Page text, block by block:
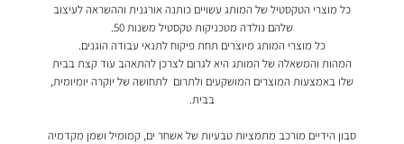
כל מוצרי הטקסטיל של המותג עשויים כותנה אורגנית וההשראה לעיצוב
שלהם נולדה מטכניקות טקסטיל משנות 50.
כל מוצרי המותג מיוצרים תחת פיקוח לתנאי עבודה הוגנים.
המהות והמשאלה של המותג היא לגרום לצרכן להתאהב עוד קצת בבית
שלו באמצעות המוצרים המושקעים ולתרום לתחושה של יוקרה יומיומית,
בבית.
סבון הידיים מורכב מתמציות טבעיות של אשחר ים, קמומיל ושמן מקדמיה